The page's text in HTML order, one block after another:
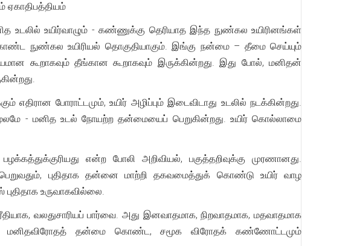
ஏகாதிபத்தியம்
உயிர்வாழும் - கண்ணுக்கு தெரியாத இந்த நுண்கல உயிரினங்கள்
நுண்கல உயிரியல் தொகுதியாகும். இங்கு நன்மை – தீமை செய்யும்
கூறாகவும் தீங்கான கூறாகவும் இருக்கின்றது. இது போல், மனிதன்
எதிரான போராட்டமும், உயிர் அழிப்பும் இடைவிடாது உடலில் நடக்கின்றது.
- மனித உடல் நோயற்ற தன்மையைப் பெறுகின்றது. உயிர் கொல்லாமை
என்ற போலி அறிவியல், பகுத்தறிவுக்கு முரணானது.
புதிதாக தன்னை மாற்றி தகவமைத்துக் கொண்டு உயிர் வாழ
உருவாகவில்லை.
வலதுசாரியப் பார்வை. அது இனவாதமாக, நிறவாதமாக, மதவாதமாக
தன்மை கொண்ட, சமூக விரோதக் கண்ணோட்டமும்